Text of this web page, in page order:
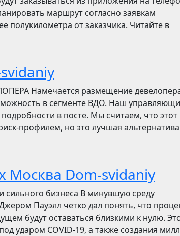
маршрут согласно заявкам
полукилометра от заказчика. Читайте в
Намечается размещение
в сегменте ВДО. Наш
подробности в посте. Мы считаем, что этот
профилем, но это лучшая альтернатива
Москва Dom-svidaniy
сильного бизнеса В минувшую среду
Пауэлл четко дал понять, что
будут оставаться близкими к нулю.
ударом COVID-19, а также создания